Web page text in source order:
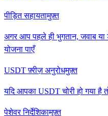
पीड़ित सहायतामुफ़्त
अगर आप पहले ही भुगतान, जवाब
योजना पाएँ
USDT फ़्रीज़ अनुरोधमुफ़्त
यदि आपका USDT चोरी हो गया है
पेशेवर निर्देशिकामुफ़्त